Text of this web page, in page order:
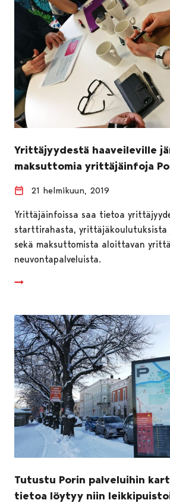
Yrittäjyydestä haaveileville
maksuttomia yrittäjäinfoja
21 helmikuun, 2019
Yrittäjäinfoissa saa tietoa
starttirahasta, yrittäjäkoulutuksista
sekä maksuttomista aloittavan
neuvontapalveluista.
Tutustu Porin palveluihin
tietoa löytyy niin